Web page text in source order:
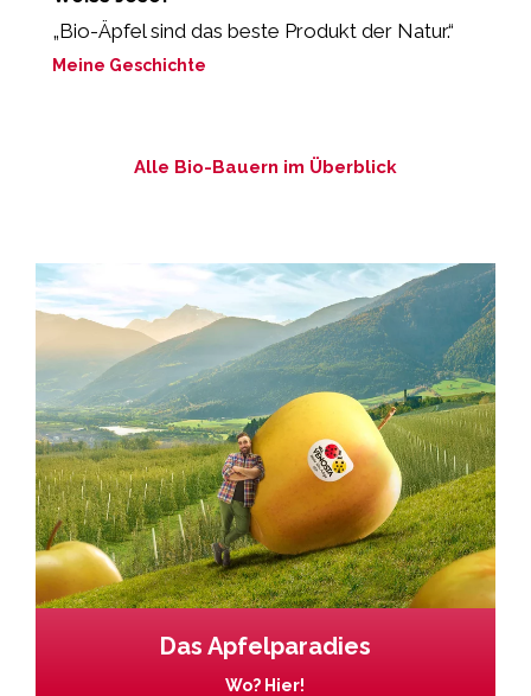
„Bio-Äpfel sind das beste Produkt der Natur.“
Meine Geschichte
Alle Bio-Bauern im Überblick
Das Apfelparadies
Wo? Hier!